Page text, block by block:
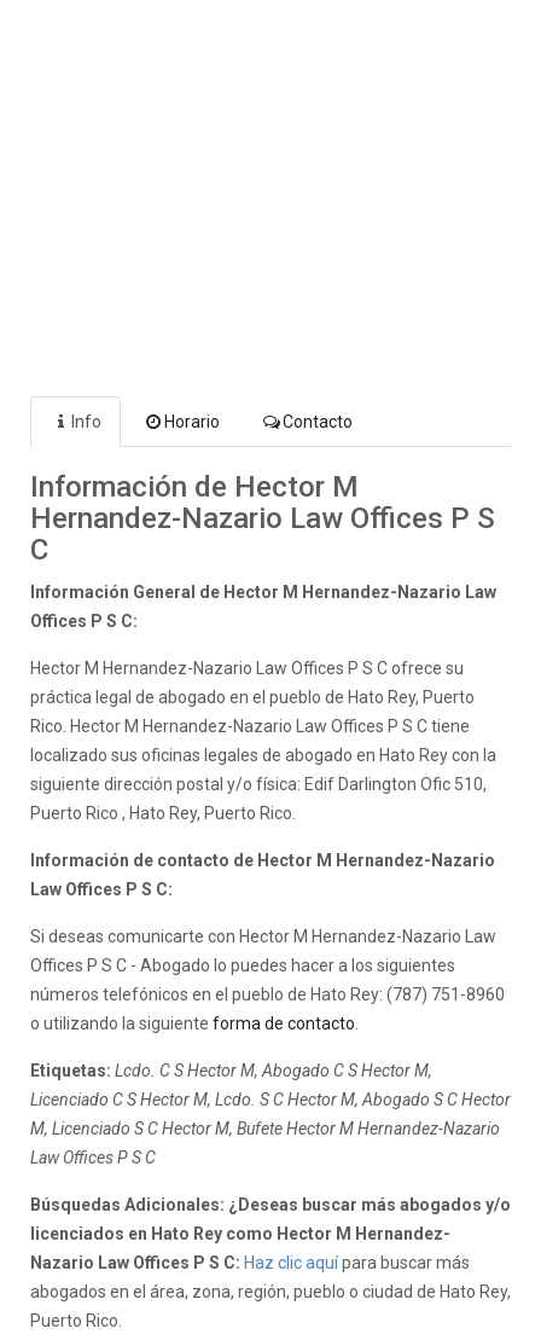
Info Horario Contacto
Información de Hector M
Hernandez-Nazario Law Offices P S
C
Información General de Hector M Hernandez-Nazario Law
Offices P S C:
Hector M Hernandez-Nazario Law Offices P S C ofrece su
práctica legal de abogado en el pueblo de Hato Rey, Puerto
Rico. Hector M Hernandez-Nazario Law Offices P S C tiene
localizado sus oficinas legales de abogado en Hato Rey con la
siguiente dirección postal y/o física: Edif Darlington Ofic 510,
Puerto Rico , Hato Rey, Puerto Rico.
Información de contacto de Hector M Hernandez-Nazario
Law Offices P S C:
Si deseas comunicarte con Hector M Hernandez-Nazario Law
Offices P S C - Abogado lo puedes hacer a los siguientes
números telefónicos en el pueblo de Hato Rey: (787) 751-8960
o utilizando la siguiente forma de contacto
Etiquetas: Lcdo. C S Hector M, Abogado C S Hector M,
Licenciado C S Hector M, Lcdo. S C Hector M, Abogado S C Hector
M, Licenciado S C Hector M, Bufete Hector M Hernandez-Nazario
Law Offices P S C
Búsquedas Adicionales: ¿Deseas buscar más abogados y/o
licenciados en Hato Rey como Hector M Hernandez-
Nazario Law Offices P S C: Haz clic aquípara buscar más
abogados en el área, zona, región, pueblo o ciudad de Hato Rey,
Puerto Rico.